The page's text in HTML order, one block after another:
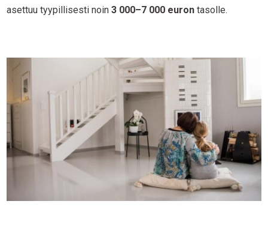
asettuu tyypillisesti noin 3 000–7 000 euron tasolle.